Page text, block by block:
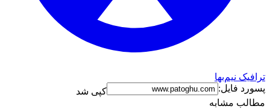
نیم‌بها
فایل:
کپی شد
مشابه